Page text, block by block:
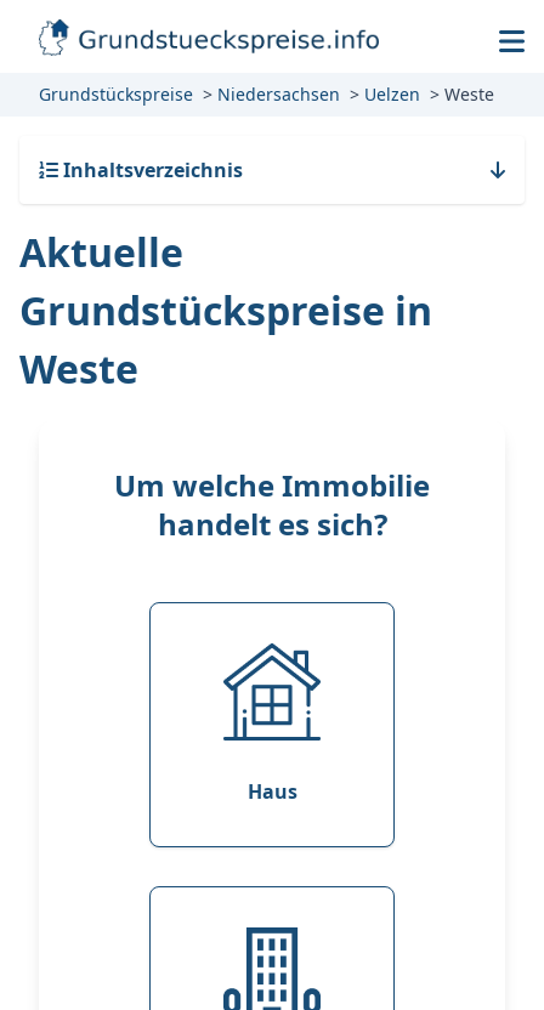
Grundstückspreise Niedersachsen Uelzen Weste
Inhaltsverzeichnis
Aktuelle
Grundstückspreise in
Weste
Um welche Immobilie
handelt es sich?
Haus